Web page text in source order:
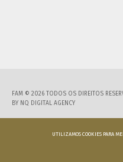
FAM © 2026 TODOS OS DIREITOS
BY NQ DIGITAL AGENCY
UTILIZAMOS COOKIES PARA